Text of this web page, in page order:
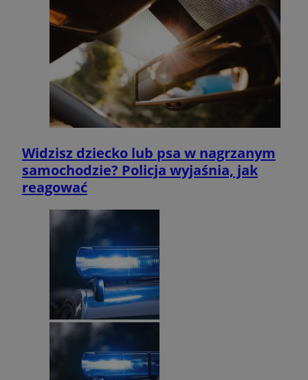
Widzisz dziecko lub psa w nagrzanym
samochodzie? Policja wyjaśnia, jak
reagować